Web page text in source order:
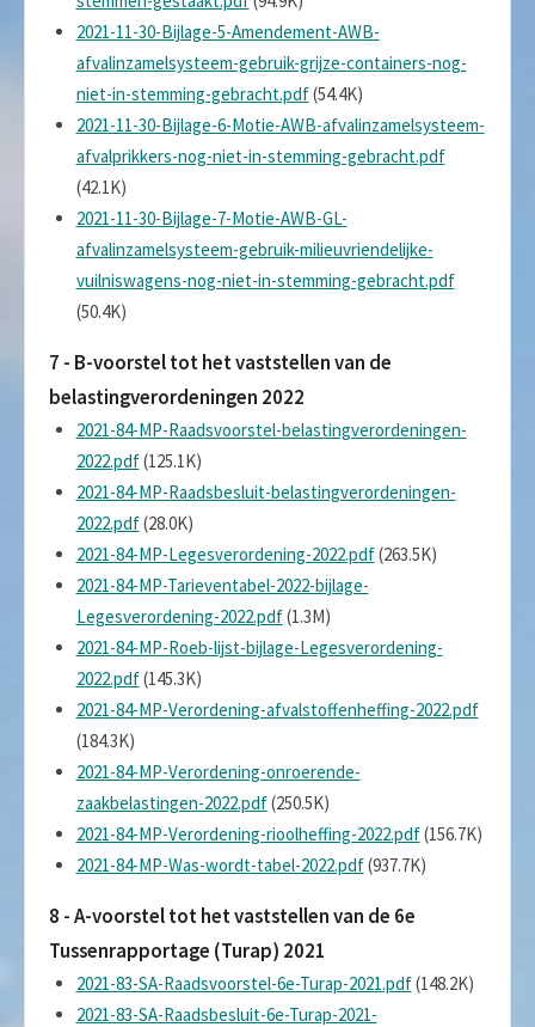
2021-11-30-Bijlage-5-Amendement-AWB-
afvalinzamelsysteem-gebruik-grijze-containers-nog-
niet-in-stemming-gebracht.pdf(54.4K)
2021-11-30-Bijlage-6-Motie-AWB-afvalinzamelsysteem-
afvalprikkers-nog-niet-in-stemming-gebracht.pdf
(42.1K)
2021-11-30-Bijlage-7-Motie-AWB-GL-
afvalinzamelsysteem-gebruik-milieuvriendelijke-
vuilniswagens-nog-niet-in-stemming-gebracht.pdf
(50.4K)
7 - B-voorstel tot het vaststellen van de
belastingverordeningen 2022
2021-84-MP-Raadsvoorstel-belastingverordeningen-
2022.pdf(125.1K)
2021-84-MP-Raadsbesluit-belastingverordeningen-
2022.pdf(28.0K)
2021-84-MP-Legesverordening-2022.pdf(263.5K)
2021-84-MP-Tarieventabel-2022-bijlage-
Legesverordening-2022.pdf(1.3M)
2021-84-MP-Roeb-lijst-bijlage-Legesverordening-
2022.pdf(145.3K)
2021-84-MP-Verordening-afvalstoffenheffing-2022.pdf
(184.3K)
2021-84-MP-Verordening-onroerende-
zaakbelastingen-2022.pdf(250.5K)
2021-84-MP-Verordening-rioolheffing-2022.pdf(156.7K)
2021-84-MP-Was-wordt-tabel-2022.pdf(937.7K)
8 - A-voorstel tot het vaststellen van de 6e
Tussenrapportage (Turap) 2021
2021-83-SA-Raadsvoorstel-6e-Turap-2021.pdf(148.2K)
2021-83-SA-Raadsbesluit-6e-Turap-2021-